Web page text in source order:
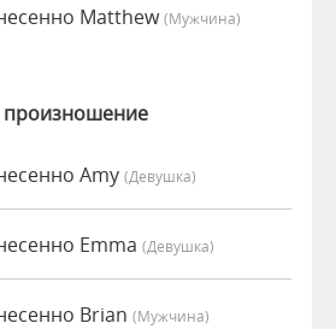
Matthew(мужчина)
произношение
Amy (девушка)
Emma (девушка)
Brian (мужчина)